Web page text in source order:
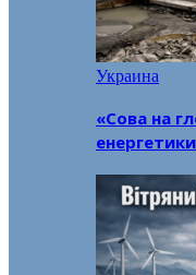
Украина
«Сова на